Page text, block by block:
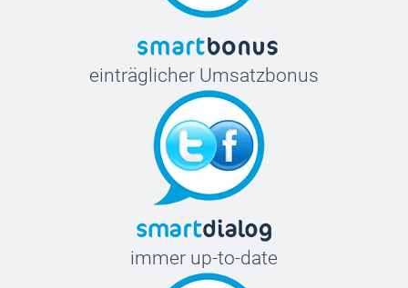
einträglicher Umsatzbonus
immer up-to-date